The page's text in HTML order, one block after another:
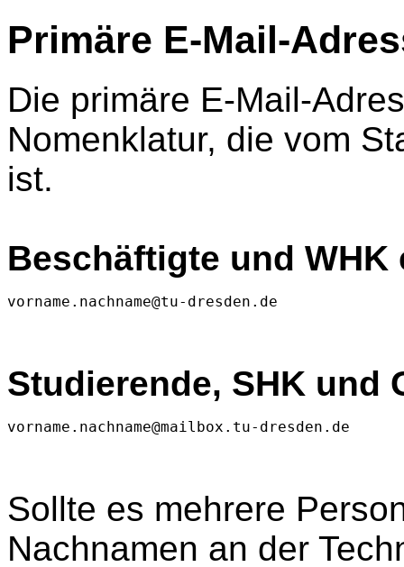
Primäre E-Mail-
Die primäre E-Mail-
Nomenklatur, die vom
ist.
Beschäftigte und WHK
vorname.nachname@tu-dresden.de
Studierende, SHK und
vorname.nachname@mailbox.tu-dresden.de
Sollte es mehrere
Nachnamen an der